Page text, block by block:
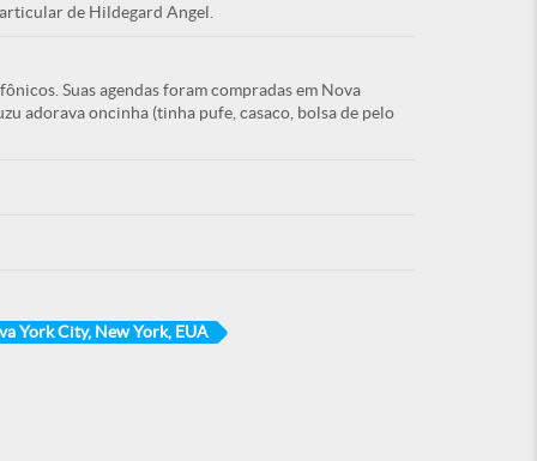
de Hildegard Angel.
Suas agendas foram compradas em Nova
adorava oncinha (tinha pufe, casaco, bolsa de pelo
York City, New York, EUA